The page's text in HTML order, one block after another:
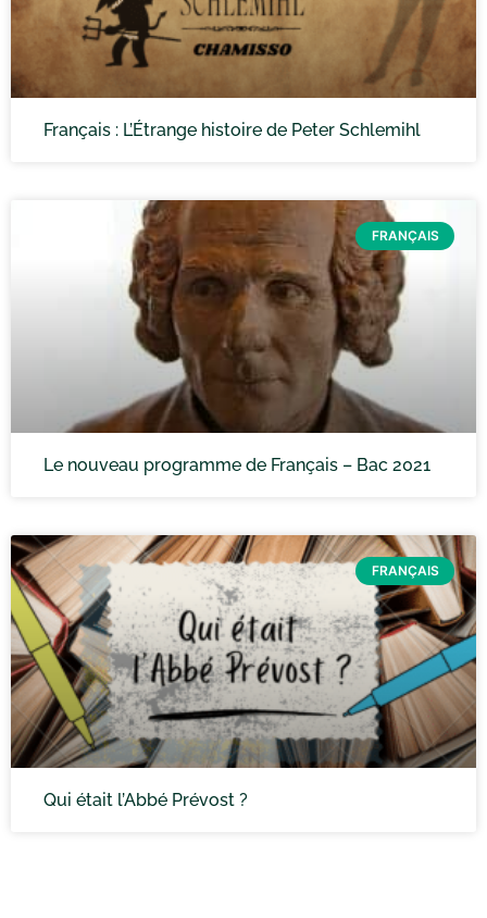
Français : L’Étrange histoire de Peter Schlemihl
FRANÇAIS
Le nouveau programme de Français – Bac 2021
FRANÇAIS
Qui était l’Abbé Prévost ?